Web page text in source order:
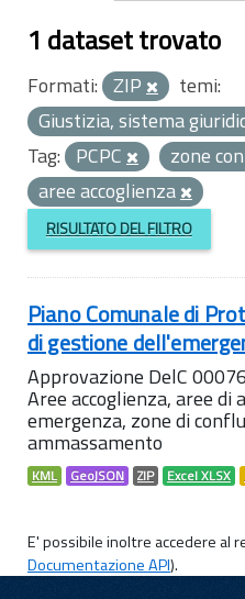
1 dataset trovato
Formati: ZIP
temi:
Giustizia, sistema
Tag: PCPC
zone
aree accoglienza
RISULTATO DEL FILTRO
Piano Comunale di
di gestione
Approvazione DelC
Aree accoglienza, aree
emergenza, zone di
ammassamento
KML GeoJSON ZIP Excel XLSX
E' possibile inoltre accedere al
Documentazione API).